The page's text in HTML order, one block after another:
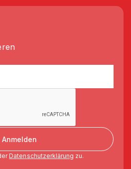
Anmelden
Datenschutzerklärung zu.